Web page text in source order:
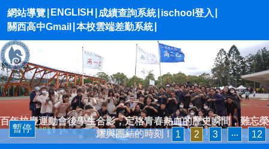
網站導覽 ENGLISH 成績查詢系統 ischool登入
關西高中Gmail
本校雲端差勤系統
暫停
1 2 3 ‧‧‧ 12
百年校慶運動會後學生合影，定格青春熱血的歷史瞬間，難忘榮
耀與團結的時刻！